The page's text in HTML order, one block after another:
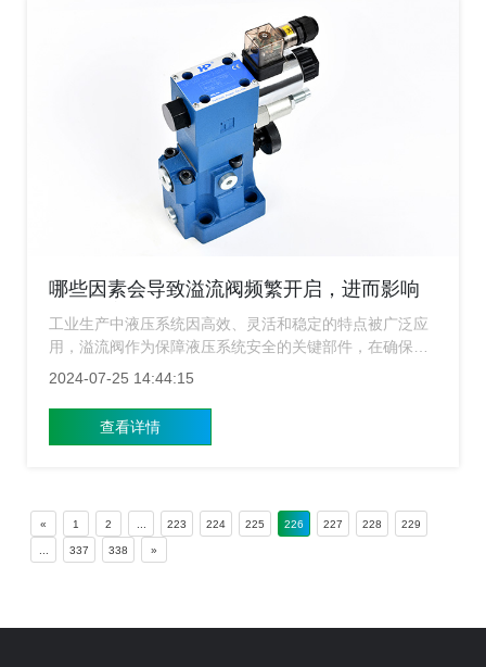
哪些因素会导致溢流阀频繁开启，进而影响
系统效率？
工业生产中液压系统因高效、灵活和稳定的特点被广泛应
用，溢流阀作为保障液压系统安全的关键部件，在确保系
统正常运行的同时，频繁开启也会带来一系列问题，如能
的原因对于维护液压系统的稳定性和提高生产效率非常重
要。下面上海溢流阀厂家就来给大家简单的介绍下哪些因
2024-07-25 14:44:15
查看详情
« 1 2 223 224 225 226 227 228 229
337 338 »